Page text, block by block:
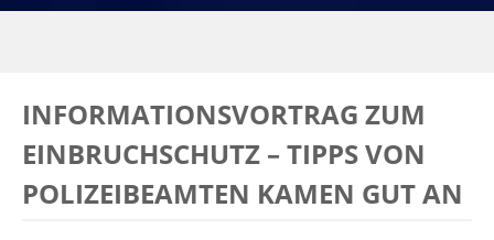
INFORMATIONSVORTRAG ZUM
EINBRUCHSCHUTZ – TIPPS VON
POLIZEIBEAMTEN KAMEN GUT AN